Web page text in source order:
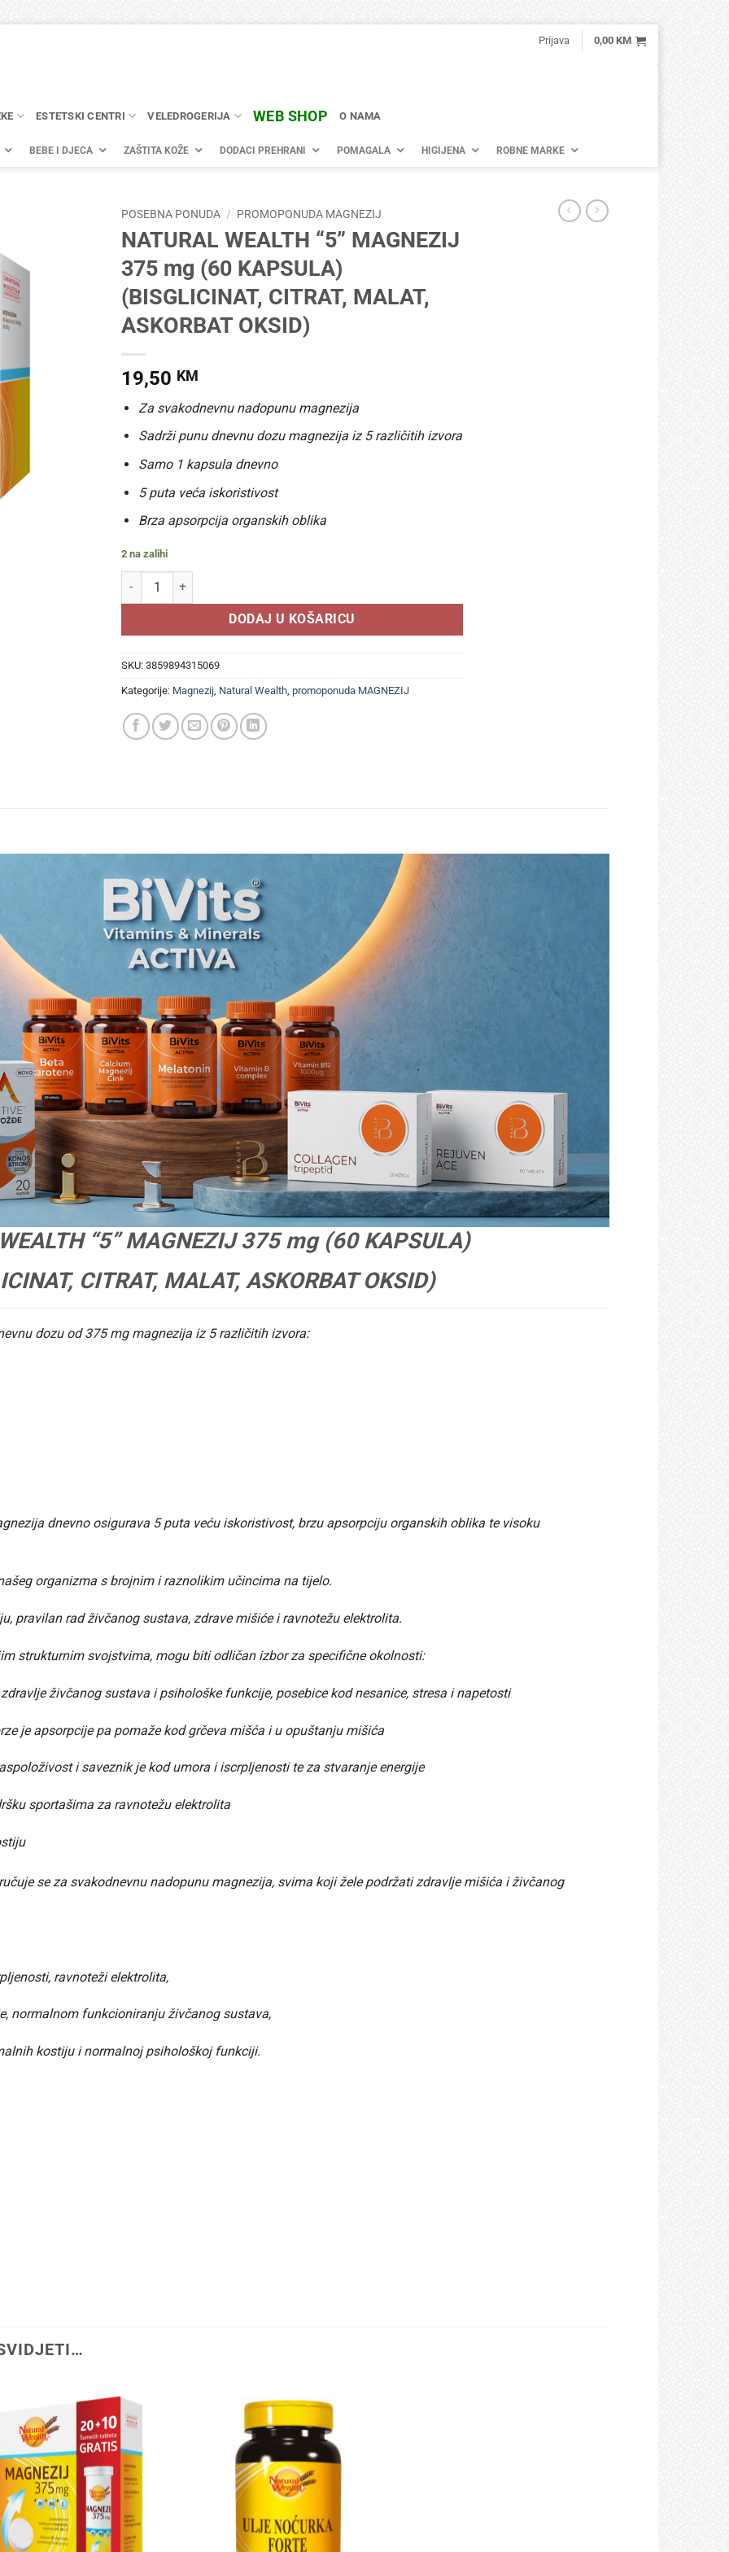
Prijava 0,00 KM
ESTETSKI CENTRI VELEDROGERIJA WEB SHOP O NAMA
BEBE I DJECA ZAŠTITA KOŽE DODACI PREHRANI POMAGALA HIGIJENA ROBNE MARKE
POSEBNA PONUDA / PROMOPONUDA MAGNEZIJ
NATURAL WEALTH “5” MAGNEZIJ
375 mg (60 KAPSULA)
(BISGLICINAT, CITRAT, MALAT,
ASKORBAT OKSID)
19,50 KM
Za svakodnevnu nadopunu magnezija
Sadrži punu dnevnu dozu magnezija iz 5 različitih izvora
Samo 1 kapsula dnevno
5 puta veća iskoristivost
Brza apsorpcija organskih oblika
2 na zalihi
NATURAL WEALTH "5" MAGNEZIJ 375 mg (60 KAPSULA) (BISGLICINAT, CITRAT, MALAT, ASKORBAT OKSID) količina
DODAJ U KOŠARICU
SKU: 3859894315069
Kategorije: Magnezij Natural Wealth promoponuda MAGNEZIJ
“5” MAGNEZIJ 375 mg (60 KAPSULA)
CITRAT, MALAT, ASKORBAT OKSID)
dozu od 375 mg magnezija iz 5 različitih izvora:
dnevno osigurava 5 puta veću iskoristivost, brzu apsorpciju organskih oblika te visoku
organizma s brojnim i raznolikim učincima na tijelo.
pravilan rad živčanog sustava, zdrave mišiće i ravnotežu elektrolita.
strukturnim svojstvima, mogu biti odličan izbor za specifične okolnosti:
živčanog sustava i psihološke funkcije, posebice kod nesanice, stresa i napetosti
je apsorpcije pa pomaže kod grčeva mišća i u opuštanju mišića
i saveznik je kod umora i iscrpljenosti te za stvaranje energije
sportašima za ravnotežu elektrolita
se za svakodnevnu nadopunu magnezija, svima koji žele podržati zdravlje mišića i živčanog
ravnoteži elektrolita,
normalnom funkcioniranju živčanog sustava,
kostiju i normalnoj psihološkoj funkciji.